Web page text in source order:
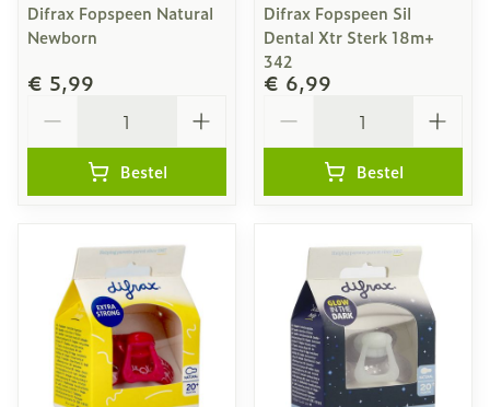
Difrax Fopspeen Natural
Newborn
€ 5,99
Bestel
Difrax Fopspeen Sil
Dental Xtr Sterk 18m+
342
€ 6,99
Bestel